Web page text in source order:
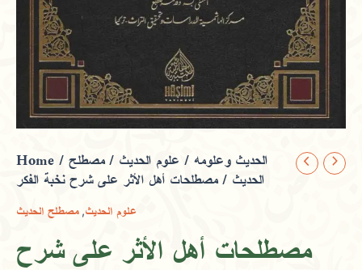
Home / الحديث وعلومه / علوم الحديث /مصطلح
الحديث / مصطلحات أهل الأثر على شرح نخبة الفكر
علوم الحديث,مصطلح الحديث
مصطلحات أهل الأثر على شرح
مصطلحات
أهل
على
نخبة